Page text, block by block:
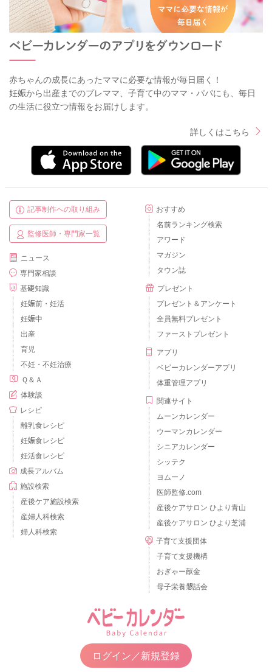
赤ちゃんの成長にあったママに必要な情報が毎日届く！
妊娠から出産までのプレママ、子育て中のママ・パパにも、毎日
の生活に役立つ情報をお届けします。
詳しくはこちら
記事制作への取り組み
監修医師・専門家一覧
ニュース
専門家相談
基礎知識
妊娠前・妊活
妊娠中
出産
育児
不妊・不妊治療
Ｑ＆Ａ
体験談
レシピ
離乳食レシピ
妊娠食レシピ
妊活食レシピ
成長アルバム
施設検索
産後ケア施設検索
産婦人科検索
婦人科検索
おすすめ
名前ランキング検索
アワード
マガジン
タウン誌
プレゼント
プレゼント＆アンケート
全員無料プレゼント
ファーストプレゼント
アプリ
ベビーカレンダーアプリ
体重管理アプリ
関連サイト
ムーンカレンダー
ウーマンカレンダー
シニアカレンダー
シッテク
ヨムーノ
医師監修.com
産後ケアサロン ひより青山
産後ケアサロン ひより芝浦
子育て支援団体
子育て支援機構
おぎゃー献金
母子栄養懇話会
ログイン／新規登録